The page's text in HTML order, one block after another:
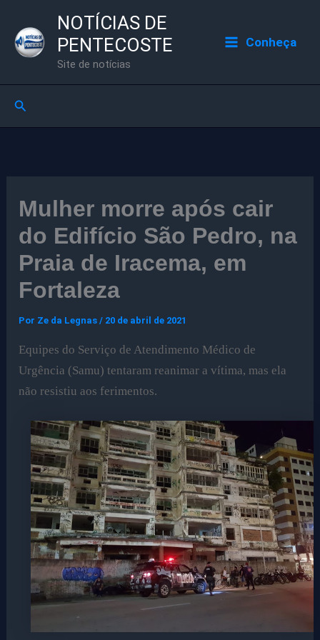
para
NOTÍCIAS DE
PENTECOSTE
Site de notícias
Conheça
Pesquisar
Mulher morre após cair
do Edifício São Pedro, na
Praia de Iracema, em
Fortaleza
Por Ze da Legnas/ 20 de abril de 2021
Equipes do Serviço de Atendimento Médico de
Urgência (Samu) tentaram reanimar a vítima, mas ela
não resistiu aos ferimentos.